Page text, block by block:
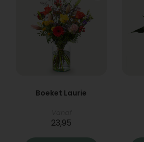
Boeket Laurie
23,95